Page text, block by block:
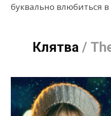
буквально влюбиться
Клятва/